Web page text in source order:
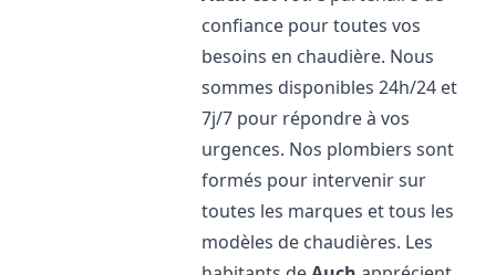
confiance pour toutes vos
besoins en chaudière. Nous
sommes disponibles 24h/24 et
7j/7 pour répondre à vos
urgences. Nos plombiers sont
formés pour intervenir sur
toutes les marques et tous les
modèles de chaudières. Les